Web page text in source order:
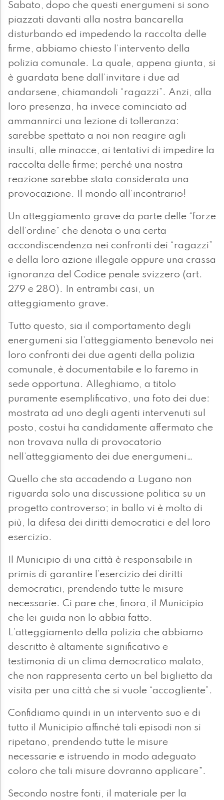
Sabato, dopo che questi energumeni si sono
piazzati davanti alla nostra bancarella
disturbando ed impedendo la raccolta delle
firme, abbiamo chiesto l’intervento della
polizia comunale. La quale, appena giunta, si
è guardata bene dall’invitare i due ad
andarsene, chiamandoli “ragazzi”. Anzi, alla
loro presenza, ha invece cominciato ad
ammannirci una lezione di tolleranza:
sarebbe spettato a noi non reagire agli
insulti, alle minacce, ai tentativi di impedire la
raccolta delle firme; perché una nostra
reazione sarebbe stata considerata una
provocazione. Il mondo all’incontrario!
Un atteggiamento grave da parte delle “forze
dell’ordine” che denota o una certa
accondiscendenza nei confronti dei “ragazzi”
e della loro azione illegale oppure una crassa
ignoranza del Codice penale svizzero (art.
279 e 280). In entrambi casi, un
atteggiamento grave.
Tutto questo, sia il comportamento degli
energumeni sia l’atteggiamento benevolo nei
loro confronti dei due agenti della polizia
comunale, è documentabile e lo faremo in
sede opportuna. Alleghiamo, a titolo
puramente esemplificativo, una foto dei due:
mostrata ad uno degli agenti intervenuti sul
posto, costui ha candidamente affermato che
non trovava nulla di provocatorio
nell’atteggiamento dei due energumeni…
Quello che sta accadendo a Lugano non
riguarda solo una discussione politica su un
progetto controverso; in ballo vi è molto di
più, la difesa dei diritti democratici e del loro
esercizio.
Il Municipio di una città è responsabile in
primis di garantire l’esercizio dei diritti
democratici, prendendo tutte le misure
necessarie. Ci pare che, finora, il Municipio
che lei guida non lo abbia fatto.
L’atteggiamento della polizia che abbiamo
descritto è altamente significativo e
testimonia di un clima democratico malato,
che non rappresenta certo un bel biglietto da
visita per una città che si vuole “accogliente”.
Confidiamo quindi in un intervento suo e di
tutto il Municipio affinché tali episodi non si
ripetano, prendendo tutte le misure
necessarie e istruendo in modo adeguato
coloro che tali misure dovranno applicare".
Secondo nostre fonti, il materiale per la